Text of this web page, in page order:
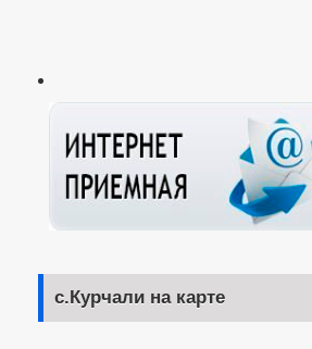
с.Курчали на карте